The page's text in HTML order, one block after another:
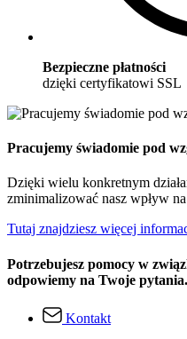
Bezpieczne płatności
dzięki certyfikatowi SSL
Pracujemy świadomie pod
Dzięki wielu konkretnym
zminimalizować nasz wpływ
Tutaj znajdziesz więcej
Potrzebujesz pomocy w
odpowiemy na Twoje pytania.
Kontakt